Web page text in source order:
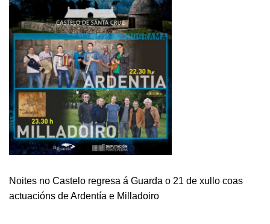
VILA
DA
GUARDA
Noites no Castelo regresa á Guarda o 21 de xullo coas
actuacións de Ardentía e Milladoiro